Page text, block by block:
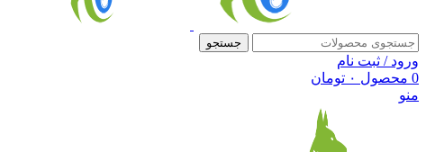
جستجو
ورود / ثبت نام
0 محصول ۰ تومان
منو